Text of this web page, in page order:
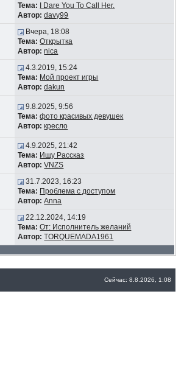
Тема:
I Dare You To Call Her.
Автор: davy99
Вчера, 18:08
Тема: Открытка
Автор: nica
4.3.2019, 15:24
Тема: Мой проект игры
Автор: dakun
9.8.2025, 9:56
Тема: фото красивых девушек
Автор: кресло
4.9.2025, 21:42
Тема: Ищу Рассказ
Автор: VNZS
31.7.2023, 16:23
Тема: Проблема с доступом
Автор: Anna
22.12.2024, 14:19
Тема: От: Исполнитель желаний
Автор: TORQUEMADA1961
Сейчас: 8.8.2026, 1:08